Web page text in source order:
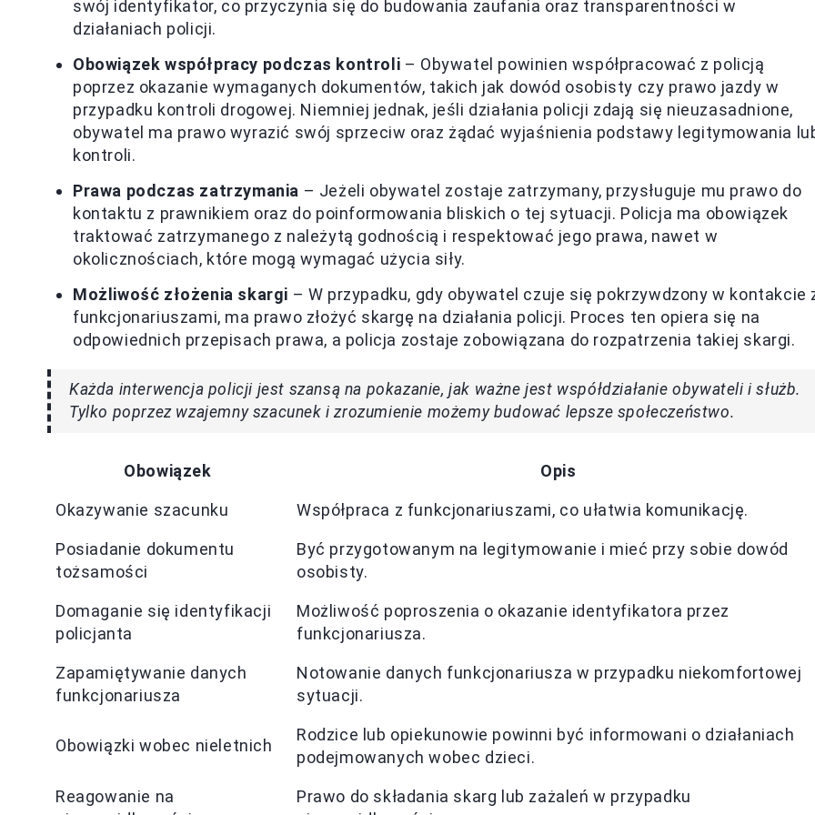
swój identyfikator, co przyczynia się do budowania zaufania oraz transparentności w
działaniach policji.
Obowiązek współpracy podczas kontroli – Obywatel powinien współpracować z policją
poprzez okazanie wymaganych dokumentów, takich jak dowód osobisty czy prawo jazdy w
przypadku kontroli drogowej. Niemniej jednak, jeśli działania policji zdają się nieuzasadnione,
obywatel ma prawo wyrazić swój sprzeciw oraz żądać wyjaśnienia podstawy legitymowania
kontroli.
Prawa podczas zatrzymania – Jeżeli obywatel zostaje zatrzymany, przysługuje mu prawo do
kontaktu z prawnikiem oraz do poinformowania bliskich o tej sytuacji. Policja ma obowiązek
traktować zatrzymanego z należytą godnością i respektować jego prawa, nawet w
okolicznościach, które mogą wymagać użycia siły.
Możliwość złożenia skargi – W przypadku, gdy obywatel czuje się pokrzywdzony w kontakcie
funkcjonariuszami, ma prawo złożyć skargę na działania policji. Proces ten opiera się na
odpowiednich przepisach prawa, a policja zostaje zobowiązana do rozpatrzenia takiej skargi.
Każda interwencja policji jest szansą na pokazanie, jak ważne jest współdziałanie obywateli i służb.
Tylko poprzez wzajemny szacunek i zrozumienie możemy budować lepsze społeczeństwo.
Obowiązek Opis
Okazywanie szacunku Współpraca z funkcjonariuszami, co ułatwia komunikację.
Posiadanie dokumentu
tożsamości
Być przygotowanym na legitymowanie i mieć przy sobie dowód
osobisty.
Domaganie się identyfikacji
policjanta
Możliwość poproszenia o okazanie identyfikatora przez
funkcjonariusza.
Zapamiętywanie danych
funkcjonariusza
Notowanie danych funkcjonariusza w przypadku niekomfortowej
sytuacji.
Obowiązki wobec nieletnich
Rodzice lub opiekunowie powinni być informowani o działaniach
podejmowanych wobec dzieci.
Reagowanie na
Prawo do składania skarg lub zażaleń w przypadku